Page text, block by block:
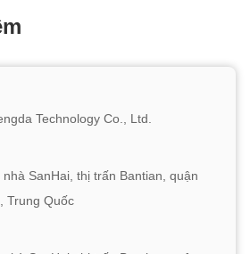
Technology Co., Ltd.
SanHai, thị trấn Bantian, quận
Trung Quốc